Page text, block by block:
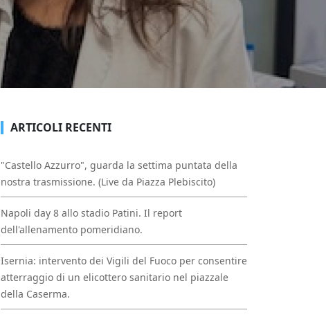
ARTICOLI RECENTI
"Castello Azzurro", guarda la settima puntata della
nostra trasmissione. (Live da Piazza Plebiscito)
Napoli day 8 allo stadio Patini. Il report
dell'allenamento pomeridiano.
Isernia: intervento dei Vigili del Fuoco per consentire
atterraggio di un elicottero sanitario nel piazzale
della Caserma.